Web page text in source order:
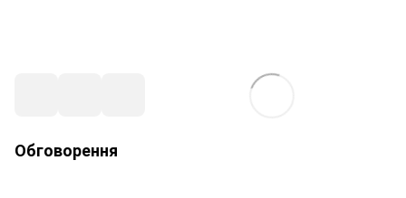
Обговорення